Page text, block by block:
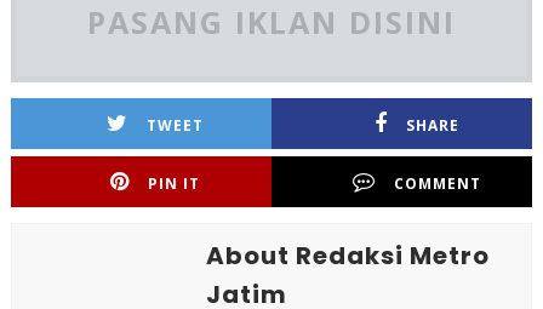
PASANG IKLAN DISINI
TWEET SHARE
PIN IT COMMENT
About Redaksi Metro
Jatim